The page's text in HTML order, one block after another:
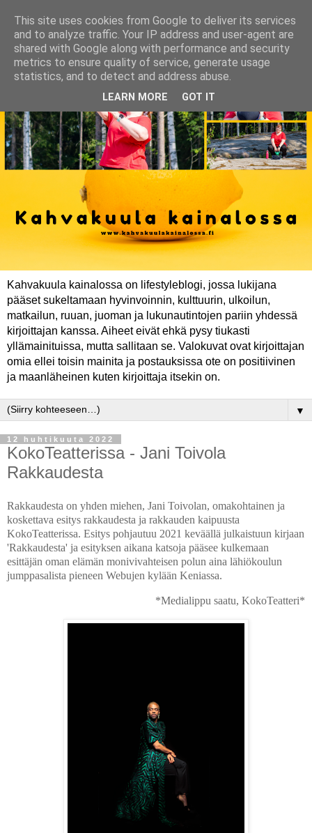
Kahvakuula kainalossa on lifestyleblogi, jossa lukijana
pääset sukeltamaan hyvinvoinnin, kulttuurin, ulkoilun,
matkailun, ruuan, juoman ja lukunautintojen pariin yhdessä
kirjoittajan kanssa. Aiheet eivät ehkä pysy tiukasti
yllämainituissa, mutta sallitaan se. Valokuvat ovat kirjoittajan
omia ellei toisin mainita ja postauksissa ote on positiivinen
ja maanläheinen kuten kirjoittaja itsekin on.
▼
12 huhtikuuta 2022
KokoTeatterissa - Jani Toivola
Rakkaudesta
Rakkaudesta on yhden miehen, Jani Toivolan, omakohtainen ja
koskettava esitys rakkaudesta ja rakkauden kaipuusta
KokoTeatterissa. Esitys pohjautuu 2021 keväällä julkaistuun kirjaan
'Rakkaudesta' ja esityksen aikana katsoja pääsee kulkemaan
esittäjän oman elämän monivivahteisen polun aina lähiökoulun
jumppasalista pieneen Webujen kylään Keniassa.
*Medialippu saatu, KokoTeatteri*
This site uses cookies from Google to deliver its services
and to analyze traffic. Your IP address and user-agent are
shared with Google along with performance and security
metrics to ensure quality of service, generate usage
statistics, and to detect and address abuse.
LEARN MORE GOT IT